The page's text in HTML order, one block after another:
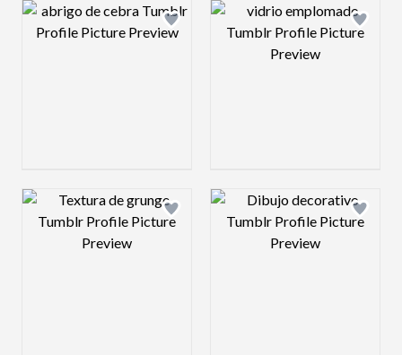
Design preview image Design preview
Design preview image Design preview